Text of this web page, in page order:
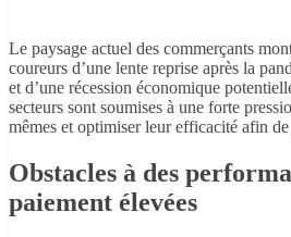
Le paysage actuel des commerçants
coureurs d’une lente reprise après la
et d’une récession économique
secteurs sont soumises à une forte
mêmes et optimiser leur efficacité afin
Obstacles à des
paiement élevées